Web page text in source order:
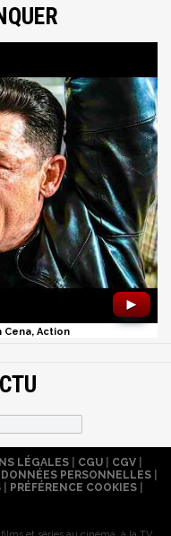
►
Cena, Action
LÉGALES| CGU| CGV|
PERSONNELLES
PRÉFÉRENCE COOKIES